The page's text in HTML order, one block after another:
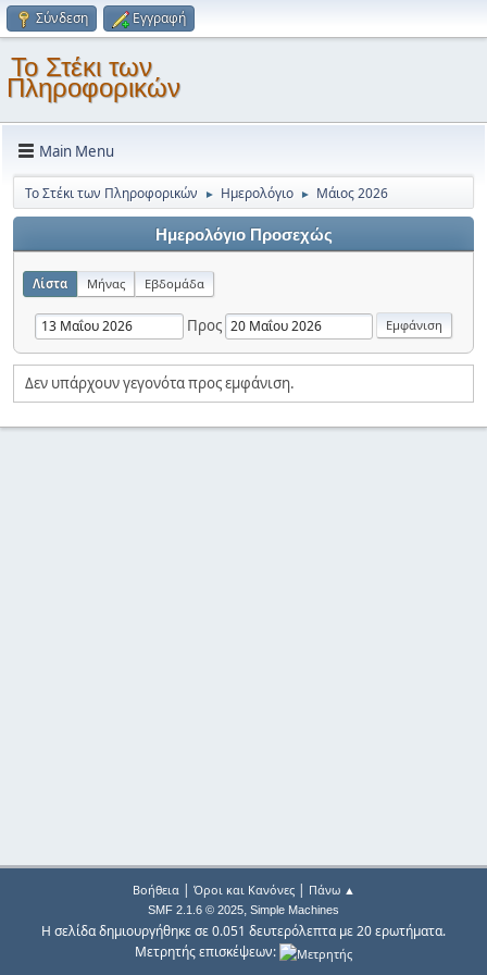
Σύνδεση Εγγραφή
Το Στέκι των
Πληροφορικών
Main Menu
Το Στέκι των Πληροφορικών ► Ημερολόγιο ► Μάιος 2026
Ημερολόγιο Προσεχώς
Λίστα Μήνας Εβδομάδα
Προς
Δεν υπάρχουν γεγονότα προς εμφάνιση.
Βοήθεια| Όροι και Κανόνες| Πάνω ▲
SMF 2.1.6 © 2025, Simple Machines
Η σελίδα δημιουργήθηκε σε 0.051 δευτερόλεπτα με 20 ερωτήματα.
Μετρητής επισκέψεων: